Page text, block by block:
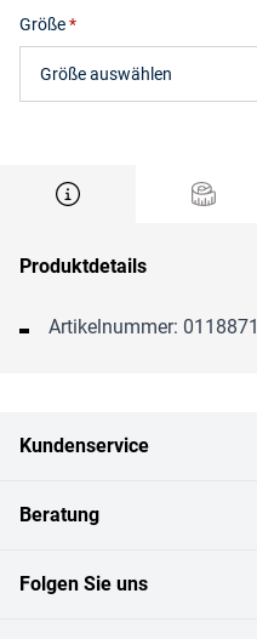
Größe
Größe auswählen
Produktdetails
Artikelnummer: 0118871
Kundenservice
Beratung
Folgen Sie uns